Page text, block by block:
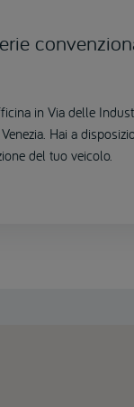
in Via delle
Hai a
del tuo veicolo.